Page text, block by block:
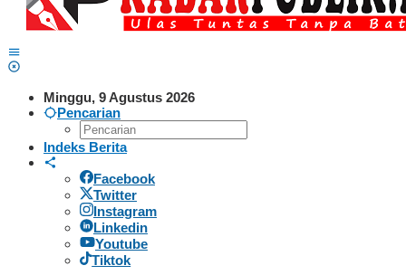
Minggu, 9 Agustus 2026
Pencarian
Indeks Berita
Facebook
Twitter
Instagram
Linkedin
Youtube
Tiktok